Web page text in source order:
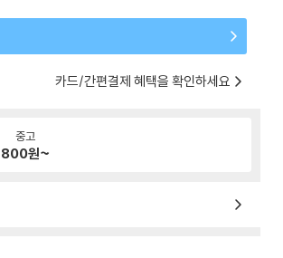
카드/간편결제 혜택을 확인하세요
중고
800원~